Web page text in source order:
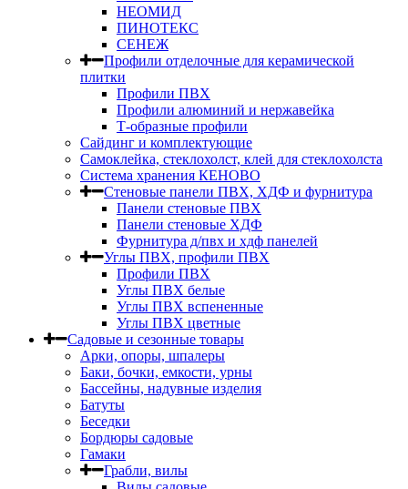
НЕОМИД
ПИНОТЕКС
СЕНЕЖ
Профили отделочные для керамической
плитки
Профили ПВХ
Профили алюминий и нержавейка
Т-образные профили
Сайдинг и комплектующие
Самоклейка, стеклохолст, клей для стеклохолста
Система хранения КЕНОВО
Стеновые панели ПВХ, ХДФ и фурнитура
Панели стеновые ПВХ
Панели стеновые ХДФ
Фурнитура д/пвх и хдф панелей
Углы ПВХ, профили ПВХ
Профили ПВХ
Углы ПВХ белые
Углы ПВХ вспененные
Углы ПВХ цветные
Садовые и сезонные товары
Арки, опоры, шпалеры
Баки, бочки, емкости, урны
Бассейны, надувные изделия
Батуты
Беседки
Бордюры садовые
Гамаки
Грабли, вилы